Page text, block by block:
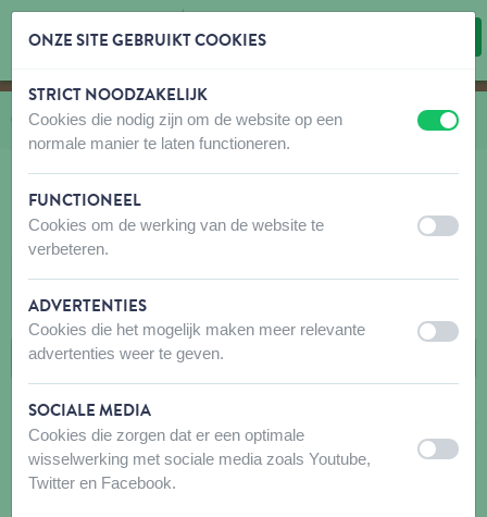
Inhoud overslaan
Taalkeuze overslaan
U bevindt zich hier:
van
Catalogus naar
Hond naar
Wandelen naar
HB en LB Max en Molly
HB EN LB MAX EN MOLLY
FILTERS
ONZE SITE GEBRUIKT COOKIES
STRICT NOODZAKELIJK
Cookies die nodig zijn om de website op een
normale manier te laten functioneren.
uit aan
FUNCTIONEEL
Cookies om de werking van de website te
verbeteren.
uit aan
ADVERTENTIES
Cookies die het mogelijk maken meer relevante
advertenties weer te geven.
uit aan
SOCIALE MEDIA
Cookies die zorgen dat er een optimale
wisselwerking met sociale media zoals Youtube,
Twitter en Facebook.
uit aan